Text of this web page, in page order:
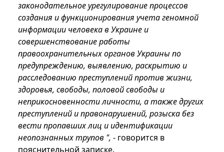
законодательное урегулирование процессов
создания и функционирования учета геномной
информации человека в Украине и
совершенствование работы
правоохранительных органов Украины по
предупреждению, выявлению, раскрытию и
расследованию преступлений против жизни,
здоровья, свободы, половой свободы и
неприкосновенности личности, а также других
преступлений и правонарушений, розыска без
вести пропавших лиц и идентификации
неопознанных трупов ", - говорится в
пояснительной записке.